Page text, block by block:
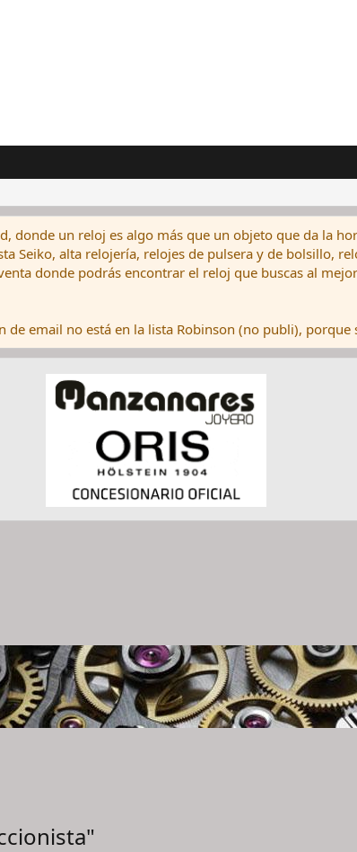
donde un reloj es algo más que un objeto que da la
Seiko, alta relojería, relojes de pulsera y de bolsillo,
donde podrás encontrar el reloj que buscas al
email no está en la lista Robinson (no publi), porque